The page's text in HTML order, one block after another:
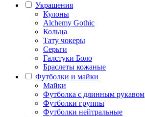
Украшения
Кулоны
Alchemy Gothic
Кольца
Тату чокеры
Серьги
Галстуки Боло
Браслеты кожаные
Футболки и майки
Майки
Футболка с длинным рукавом
Футболки группы
Футболки нейтральные